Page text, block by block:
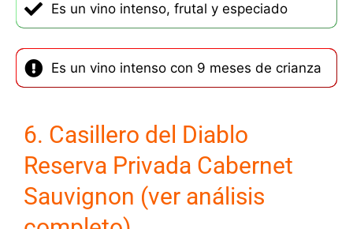
Es un vino intenso, frutal y especiado
Es un vino intenso con 9 meses de crianza
6. Casillero del Diablo
Reserva Privada Cabernet
Sauvignon (ver análisis